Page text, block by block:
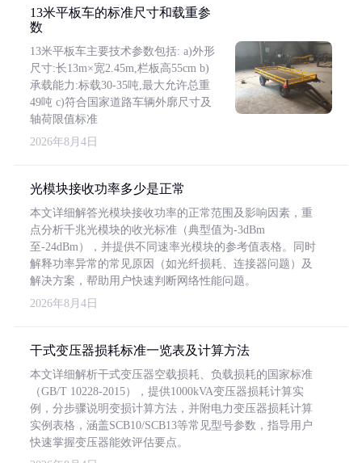
13米平板车的标准尺寸和载重参
数
13米平板车主要技术参数包括: a)外形
尺寸:长13m×宽2.45m,栏板高55cm b)
承载能力:标载30-35吨,最大允许总重
49吨 c)符合国家道路车辆外廓尺寸及
轴荷限值标准
2026年8月4日
光模块接收功率多少是正常
本文详细解答光模块接收功率的正常范围及影响因素，重
点分析千兆光模块的收光标准（典型值为-3dBm
至-24dBm），并提供不同速率光模块的参考值表格。同时
解释功率异常的常见原因（如光纤损耗、连接器问题）及
解决方案，帮助用户快速判断网络性能问题。
2026年8月4日
干式变压器损耗标准一览表及计算方法
本文详细解析干式变压器空载损耗、负载损耗的国家标准
（GB/T 10228-2015），提供1000kVA变压器损耗计算实
例，分步骤说明变损计算方法，并附电力变压器损耗计算
实例表格，涵盖SCB10/SCB13等常见型号参数，指导用户
快速掌握变压器能效评估要点。